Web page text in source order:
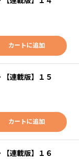
カートに追加
連載版】１５
カートに追加
連載版】１６